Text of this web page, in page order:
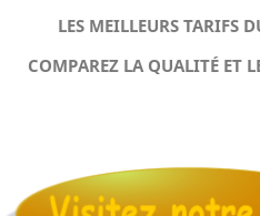
LES MEILLEURS TARIFS
COMPAREZ LA QUALITÉ ET